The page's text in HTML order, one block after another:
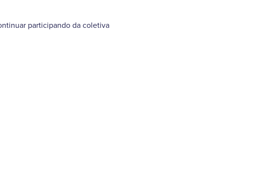
participando da coletiva